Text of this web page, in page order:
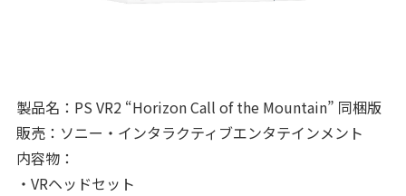
製品名：PS VR2 “Horizon Call of the Mountain” 同梱版
販売：ソニー・インタラクティブエンタテインメント
内容物：
・VRヘッドセット